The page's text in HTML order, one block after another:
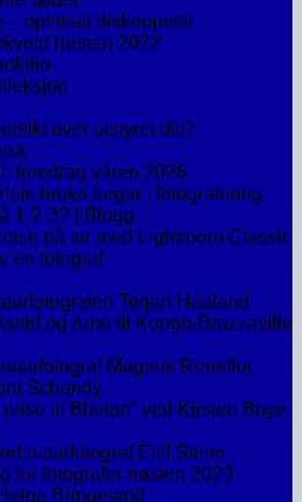
– optimalt diskoppsett
høsten 2022
over utstyret ditt?
foredrag våren 2026
bruke fargar i fotografering
1-2-3? | Blogg
på tur med Lightroom Classic
en fotograf
Torjan Haaland
og Arne til Kongo-Brazzaville
Magnus Reneflot
Schandy
reise til Bhutan” ved Kirsten Boye
naturfotograf Eilif Stene
for fotografer høsten 2023
Bringeland